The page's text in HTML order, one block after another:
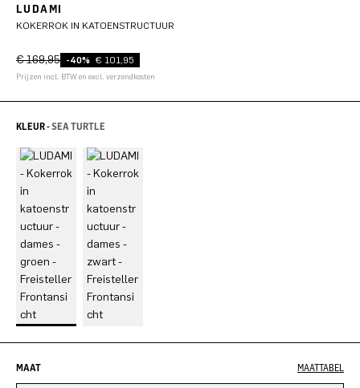
LUDAMI
KOKERROK IN KATOENSTRUCTUUR
€ 169,95 -40% € 101,95
Prijzen incl. BTW en excl. verzendkosten
KLEUR -SEA TURTLE
MAAT MAATTABEL